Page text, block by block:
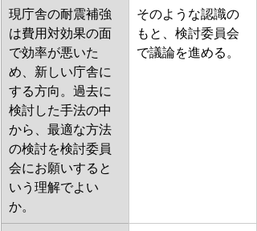
現庁舎の耐震補強
は費用対効果の面
で効率が悪いた
め、新しい庁舎に
する方向。過去に
検討した手法の中
から、最適な方法
の検討を検討委員
会にお願いすると
いう理解でよい
か。
そのような認識の
もと、検討委員会
で議論を進める。